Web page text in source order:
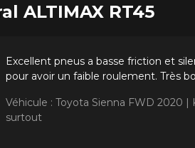
ALTIMAX RT45
Excellent pneus a basse friction et
pour avoir un faible roulement. Très
Véhicule : Toyota Sienna FWD 2020 |
surtout